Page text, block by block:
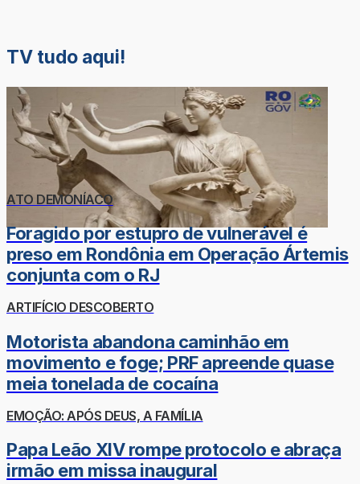
TV tudo aqui!
ATO DEMONÍACO
Foragido por estupro de vulnerável é
preso em Rondônia em Operação Ártemis
conjunta com o RJ
ARTIFÍCIO DESCOBERTO
Motorista abandona caminhão em
movimento e foge; PRF apreende quase
meia tonelada de cocaína
EMOÇÃO: APÓS DEUS, A FAMÍLIA
Papa Leão XIV rompe protocolo e abraça
irmão em missa inaugural